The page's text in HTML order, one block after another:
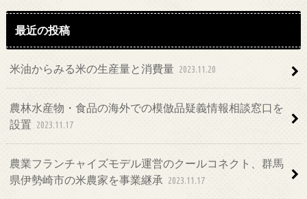
最近の投稿
米油からみる米の生産量と消費量 2023.11.20
農林水産物・食品の海外での模倣品疑義情報相談窓口を
設置 2023.11.17
農業フランチャイズモデル運営のクールコネクト、群馬
県伊勢崎市の米農家を事業継承 2023.11.17